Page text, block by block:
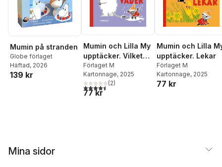
Mumin på stranden
Globe förlaget
Häftad, 2026
139 kr
Mumin och Lilla My
upptäcker. Vilket
väder
Förlaget M
Kartonnage, 2025
4,5utav 5 stjärnor. Totalt antal röster:
(2)
77 kr
Mumin och Lilla
upptäcker. Lekar
Förlaget M
Kartonnage, 2025
77 kr
Mina sidor